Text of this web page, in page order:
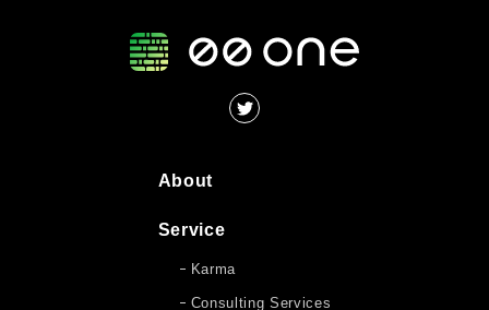
About
Service
Karma
Consulting Services